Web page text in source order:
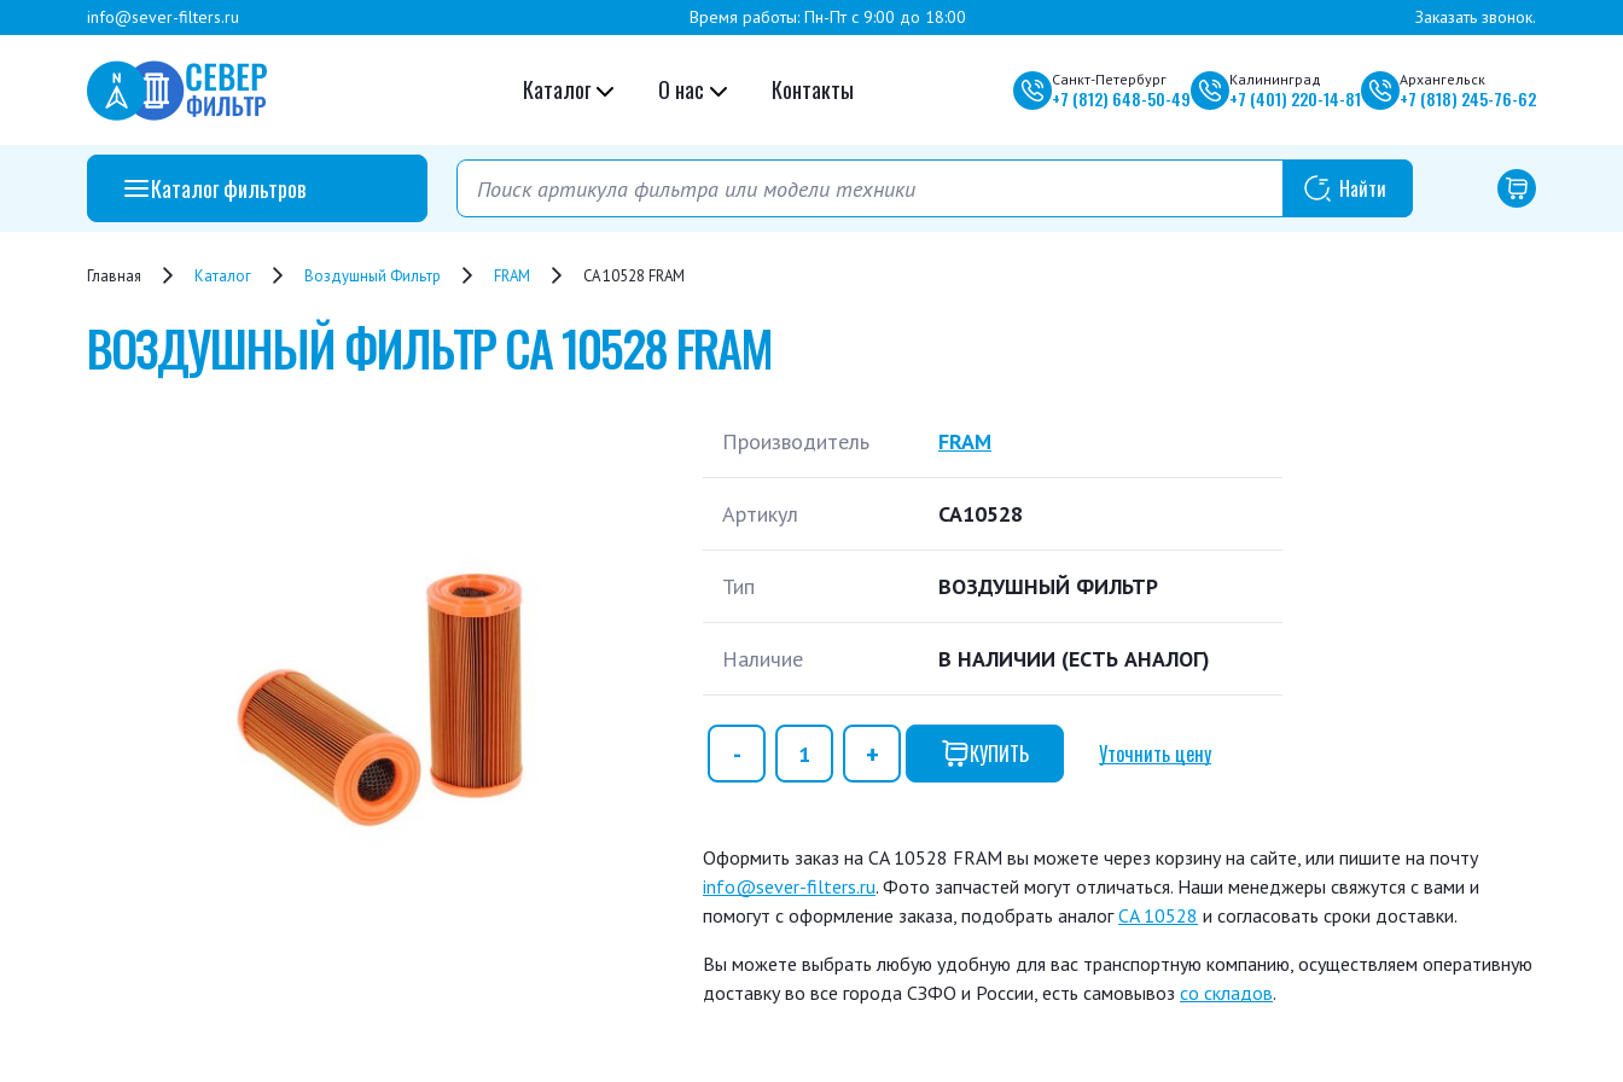
info@sever-filters.ru Время работы: Пн-Пт с 9:00 до 18:00 Заказать звонок.
Каталог О нас Контакты Санкт-Петербург
+7 (812) 648-50-49
Калининград
+7 (401) 220-14-81
Архангельск
+7 (818) 245-76-62
Каталог фильтров
Главная Каталог Воздушный Фильтр FRAM CA 10528 FRAM
ВОЗДУШНЫЙ ФИЛЬТРCA 10528 FRAM
Производитель FRAM
Артикул CA10528
Тип ВОЗДУШНЫЙ ФИЛЬТР
Наличие В НАЛИЧИИ (ЕСТЬ АНАЛОГ)
КУПИТЬ Уточнить цену
Оформить заказ на CA 10528 FRAM вы можете через корзину на сайте, или пишите на почту
info@sever-filters.ru. Фото запчастей могут отличаться. Наши менеджеры свяжутся с вами и
помогут с оформление заказа, подобрать аналогCA 10528 и согласовать сроки доставки.
Вы можете выбрать любую удобную для вас транспортную компанию, осуществляем оперативную
доставку во все города СЗФО и России, есть самовывоз со складов.